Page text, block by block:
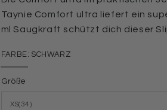
Taynie Comfort ultra liefert ein
ml Saugkraft schützt dich dieser
FARBE: SCHWARZ
Schwarz
Variante
ausverkauft
verfügbar
Größe